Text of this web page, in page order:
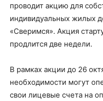
проводит акцию для
индивидуальных жилых
«Сверимся». Акция
продлится две недели.
В рамках акции до 26
необходимости могут
свои лицевые счета на